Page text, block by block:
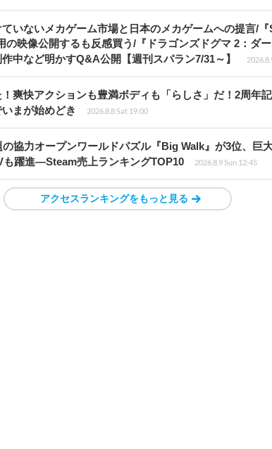
ていないメカゲーム市場と日本のメカゲームへの提言/
映像公開するも反感買う/『ドラゴンズドグマ 2：ダ
中など明かすQ&A公開【週刊スパラン7/31～】
！爽快アクションも豊満ボディも「らしさ」だ！2周年
まが始めどき
2026.8.8 Sat 19:00
の協力オープンワールドパズル『Big Walk』が3位、巨
も躍進―Steam売上ランキングTOP10
2026.8.9 Sun 12:45
アクセスランキングをもっと見る